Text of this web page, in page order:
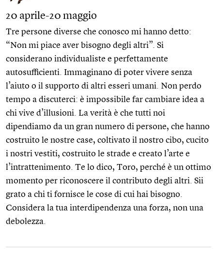
20 aprile-20 maggio
Tre persone diverse che conosco mi hanno detto:
“Non mi piace aver bisogno degli altri”. Si
considerano individualiste e perfettamente
autosufficienti. Immaginano di poter vivere senza
l’aiuto o il supporto di altri esseri umani. Non perdo
tempo a discuterci: è impossibile far cambiare idea a
chi vive d’illusioni. La verità è che tutti noi
dipendiamo da un gran numero di persone, che hanno
costruito le nostre case, coltivato il nostro cibo, cucito
i nostri vestiti, costruito le strade e creato l’arte e
l’intrattenimento. Te lo dico, Toro, perché è un ottimo
momento per riconoscere il contributo degli altri. Sii
grato a chi ti fornisce le cose di cui hai bisogno.
Considera la tua interdipendenza una forza, non una
debolezza.